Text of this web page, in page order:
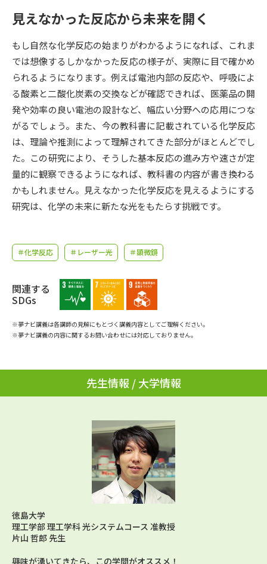
受験準備
志望校・出願校を調べる
併願校選び 受験スケジュールを立てよう
先輩が入学を決めた理由 テレメール全国一斉進学調査
新生活お役立ちガイド
学問のミニ講義「夢ナビ講義」 学問分野解説
学問の教科書 夢ナビライブ
ユーザーサポート
Ｑ＆Ａ よくあるご質問 大学進学IDについて
受付内容・発送状況の確認
個人情報取扱規定
テレメール進学カタログ
訂正のご案内
見えなかった反応から未来を開く
もし自然な化学反応の始まりがわかるようになれば、これま
では想像するしかなかった反応の様子が、実際に目で確かめ
られるようになります。例えば電池内部の反応や、呼吸によ
る酸素と二酸化炭素の交換などが確認できれば、医薬品の開
発や効率の良い電池の設計など、幅広い分野への応用につな
がるでしょう。また、今の教科書に記載されている化学反応
は、理論や推測によって理解されてきた部分がほとんどでし
た。この研究により、そうした基本反応の進み方や速さが定
量的に観察できるようになれば、教科書の内容が書き換わる
かもしれません。見えなかった化学反応を見えるようにする
研究は、化学の未来に新たな光をもたらす挑戦です。
＃化学反応 ＃レーザー光 ＃顕微鏡
関連する
SDGs
※夢ナビ講義は各講師の見解にもとづく講義内容としてご理解ください。
※夢ナビ講義の内容に関するお問い合わせには対応しておりません。
先生情報 / 大学情報
徳島大学
理工学部 理工学科 光システムコース 准教授
片山 哲郎 先生
興味が湧いてきたら、この学問がオススメ！